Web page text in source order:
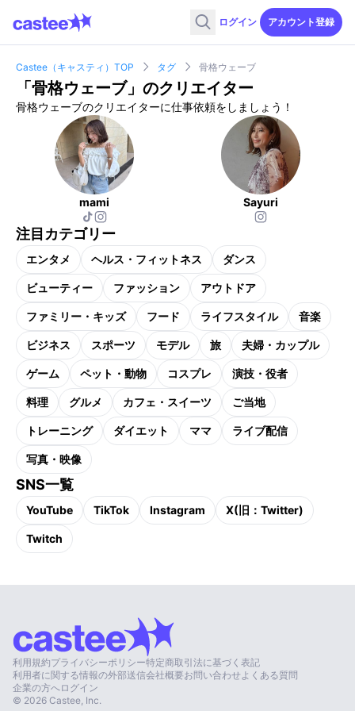
ログイン アカウント登録
Castee（キャスティ）TOP タグ 骨格ウェーブ
「骨格ウェーブ」のクリエイター
骨格ウェーブのクリエイターに仕事依頼をしましょう！
mami Sayuri
注目カテゴリー
エンタメ ヘルス・フィットネス ダンス
ビューティー ファッション アウトドア
ファミリー・キッズ フード ライフスタイル 音楽
ビジネス スポーツ モデル 旅 夫婦・カップル
ゲーム ペット・動物 コスプレ 演技・役者
料理 グルメ カフェ・スイーツ ご当地
トレーニング ダイエット ママ ライブ配信
写真・映像
SNS一覧
YouTube TikTok Instagram X(旧：Twitter)
Twitch
利用規約プライバシーポリシー特定商取引法に基づく表記
利用者に関する情報の外部送信会社概要お問い合わせ よくある質問
企業の方へログイン
© 2026 Castee, Inc.